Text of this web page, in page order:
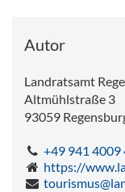
Autor
Landratsamt
Altmühlstraße 3
93059
+49 941 4009
https://